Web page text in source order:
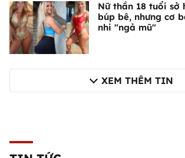
Nữ thần 18 tuổi sở
búp bê, nhưng cơ
nhi "ngả mũ"
XEM THÊM TIN